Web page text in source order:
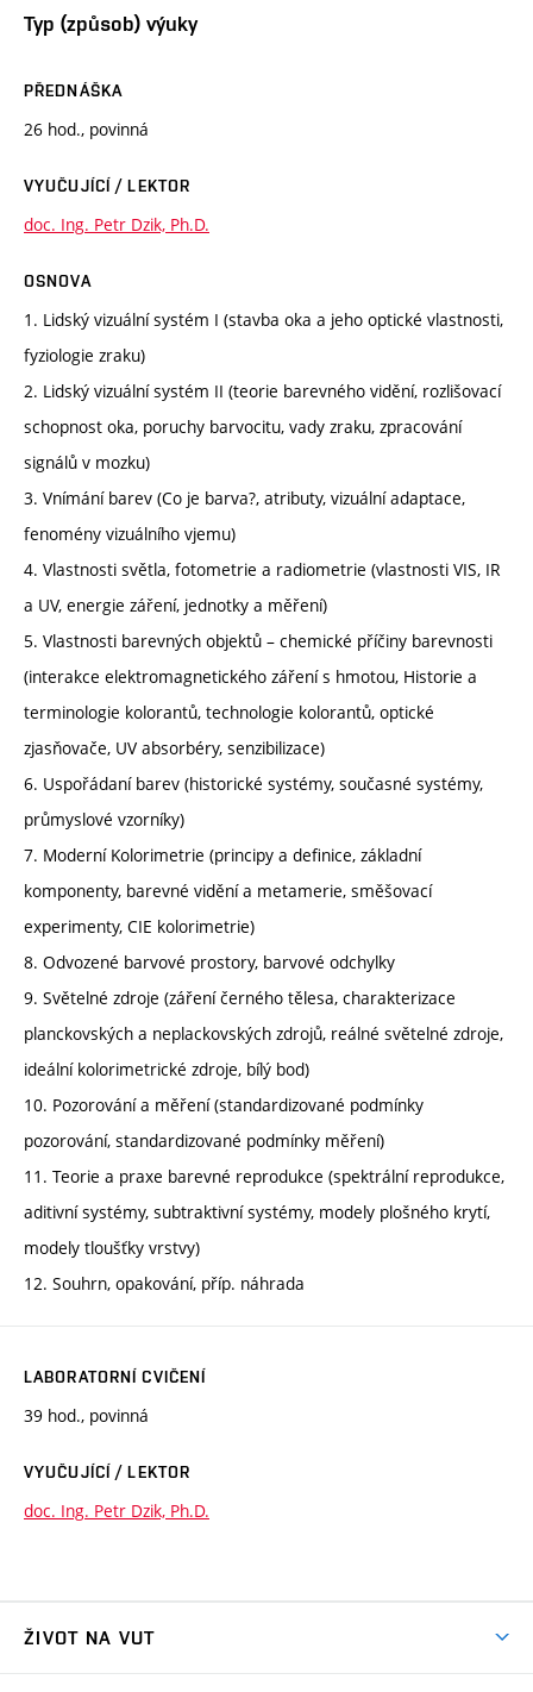
Typ (způsob) výuky
PŘEDNÁŠKA
26 hod., povinná
VYUČUJÍCÍ / LEKTOR
doc. Ing. Petr Dzik, Ph.D.
OSNOVA
1. Lidský vizuální systém I (stavba oka a jeho optické vlastnosti,
fyziologie zraku)
2. Lidský vizuální systém II (teorie barevného vidění, rozlišovací
schopnost oka, poruchy barvocitu, vady zraku, zpracování
signálů v mozku)
3. Vnímání barev (Co je barva?, atributy, vizuální adaptace,
fenomény vizuálního vjemu)
4. Vlastnosti světla, fotometrie a radiometrie (vlastnosti VIS, IR
a UV, energie záření, jednotky a měření)
5. Vlastnosti barevných objektů – chemické příčiny barevnosti
(interakce elektromagnetického záření s hmotou, Historie a
terminologie kolorantů, technologie kolorantů, optické
zjasňovače, UV absorbéry, senzibilizace)
6. Uspořádaní barev (historické systémy, současné systémy,
průmyslové vzorníky)
7. Moderní Kolorimetrie (principy a definice, základní
komponenty, barevné vidění a metamerie, směšovací
experimenty, CIE kolorimetrie)
8. Odvozené barvové prostory, barvové odchylky
9. Světelné zdroje (záření černého tělesa, charakterizace
planckovských a neplackovských zdrojů, reálné světelné zdroje,
ideální kolorimetrické zdroje, bílý bod)
10. Pozorování a měření (standardizované podmínky
pozorování, standardizované podmínky měření)
11. Teorie a praxe barevné reprodukce (spektrální reprodukce,
aditivní systémy, subtraktivní systémy, modely plošného krytí,
modely tloušťky vrstvy)
12. Souhrn, opakování, příp. náhrada
LABORATORNÍ CVIČENÍ
39 hod., povinná
VYUČUJÍCÍ / LEKTOR
doc. Ing. Petr Dzik, Ph.D.
ŽIVOT NA VUT